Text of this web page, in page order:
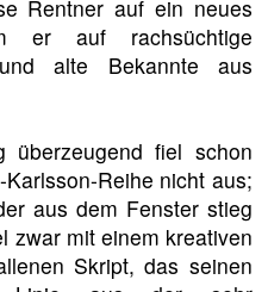
Rentner auf ein neues
er auf rachsüchtige
alte Bekannte aus
überzeugend fiel schon
Reihe nicht aus;
aus dem Fenster stieg
zwar mit einem kreativen
Skript, das seinen